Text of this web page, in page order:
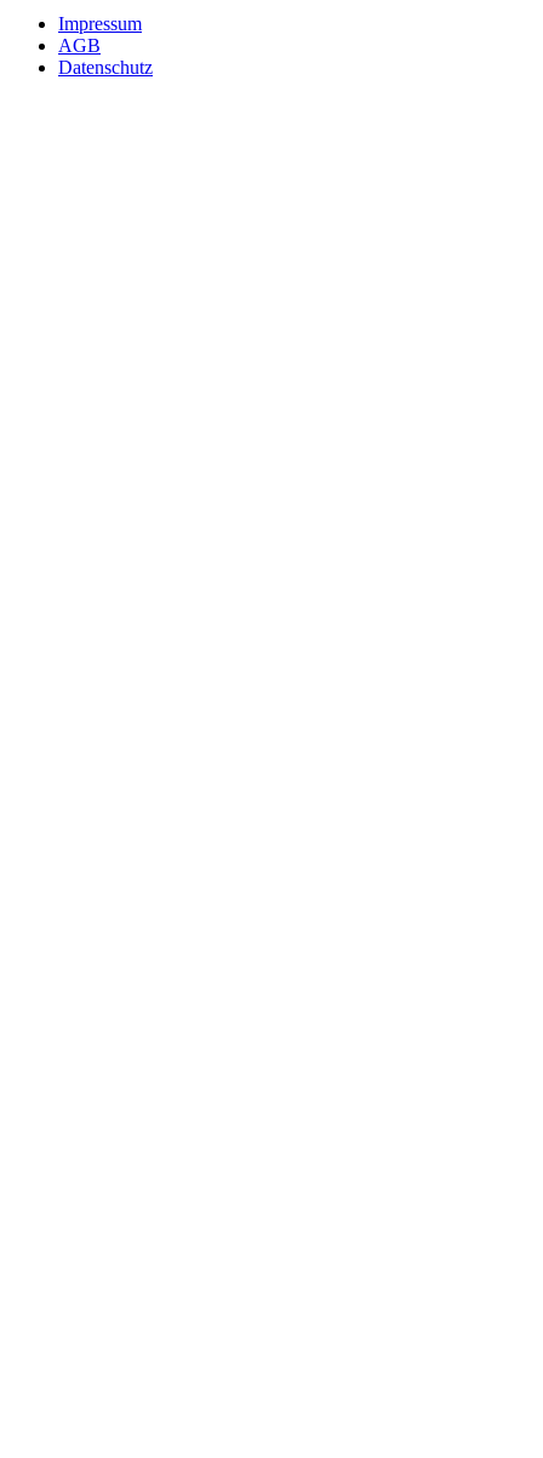
Impressum
AGB
Datenschutz